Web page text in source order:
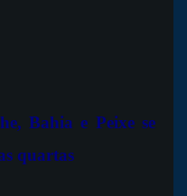
Bahia e Peixe se
quartas